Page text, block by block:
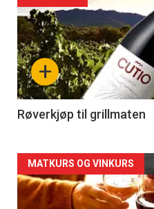
akkurat
nå
-
4
+
Røverkjøp til grillmaten
Forsiden
akkurat
MATKURS OG VINKURS